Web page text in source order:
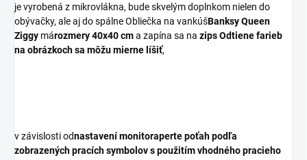
je vyrobená z mikrovlákna, bude skvelým doplnkom nielen do
obývačky, ale aj do spálne Obliečka na vankúšBanksy Queen
Ziggy mározmery 40x40 cma zapína sa na zipsOdtiene farieb
na obrázkoch sa môžu mierne líšiť,
v závislosti odnastavení monitoraperte poťah podľa
zobrazených pracích symbolov s použitím vhodného pracieho